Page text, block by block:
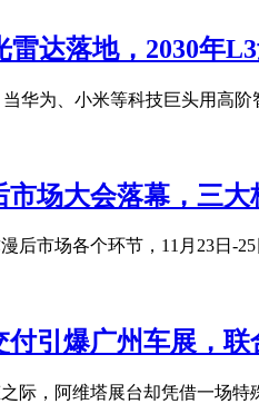
达落地，2030年
华为、小米等科技巨头用高
场大会落幕，三
后市场各个环节，11月23日-
引爆广州车展，
际，阿维塔展台却凭借一场